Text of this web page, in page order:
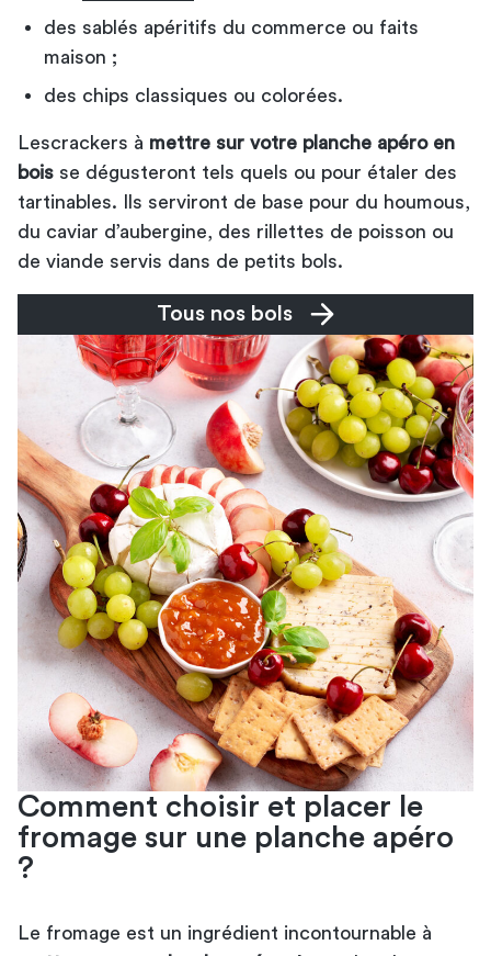
des sablés apéritifs du commerce ou faits
maison ;
des chips classiques ou colorées.
Lescrackers à mettre sur votre planche apéro en
bois se dégusteront tels quels ou pour étaler des
tartinables. Ils serviront de base pour du houmous,
du caviar d’aubergine, des rillettes de poisson ou
de viande servis dans de petits bols.
Tous nos bols
Comment choisir et placer le
fromage sur une planche apéro
?
Le fromage est un ingrédient incontournable à